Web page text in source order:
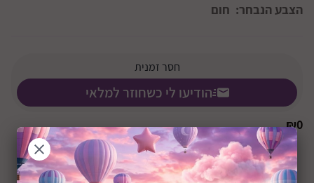
הצבע הנבחר: חום
חסר זמנית
הודיעו לי כשחוזר למלאי
₪0
+0M שיתוף: